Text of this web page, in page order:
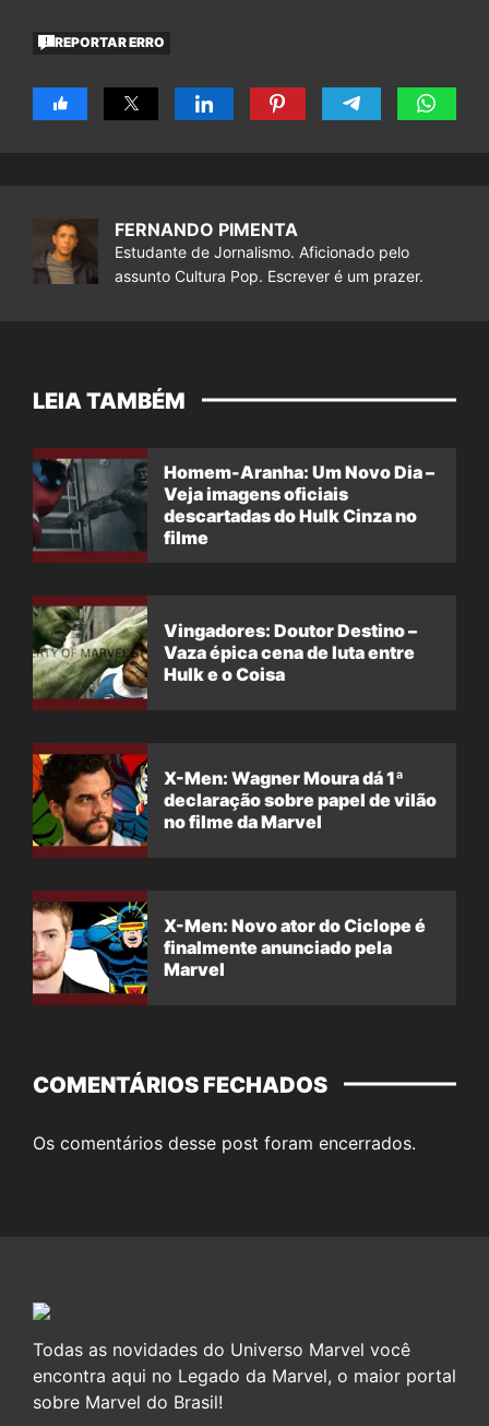
REPORTAR ERRO
FERNANDO PIMENTA
Estudante de Jornalismo. Aficionado pelo
assunto Cultura Pop. Escrever é um prazer.
LEIA TAMBÉM
Homem-Aranha: Um Novo Dia –
Veja imagens oficiais
descartadas do Hulk Cinza no
filme
Vingadores: Doutor Destino –
Vaza épica cena de luta entre
Hulk e o Coisa
X-Men: Wagner Moura dá 1ª
declaração sobre papel de vilão
no filme da Marvel
X-Men: Novo ator do Ciclope é
finalmente anunciado pela
Marvel
COMENTÁRIOS FECHADOS
Os comentários desse post foram encerrados.
Todas as novidades do Universo Marvel você
encontra aqui no Legado da Marvel, o maior portal
sobre Marvel do Brasil!